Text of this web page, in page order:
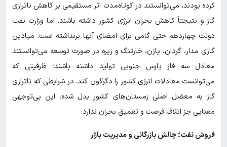
کرده بودند، می‌توانستند در کوتاه‌مدت اثر مستقیمی بر کاهش ناترازی
گاز و نتیجتاً کاهش بحران انرژی کشور داشته باشند. اما وزارت نفت
دولت چهاردهم حتی گامی برای امضای آنها برنداشته است. میادین
گازی مدار، گردان، پازن، خارتنگ و زیره در صورت توسعه می‌توانستند
معادل سه فاز پارس جنوبی تولید داشته باشند؛ ظرفیتی که
می‌توانست معادلات انرژی کشور را دگرگون کند. در شرایطی که ناترازی
گاز به معضل اصلی زمستان‌های کشور بدل شده، این بی‌توجهی
معنایی جز اتلاف فرصت و تعمیق بحران ندارد.
فروش نفت؛ چالش بازرگانی و مدیریت بازار